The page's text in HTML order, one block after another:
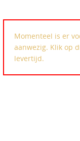
Momenteel is er
aanwezig. Klik op
levertijd.